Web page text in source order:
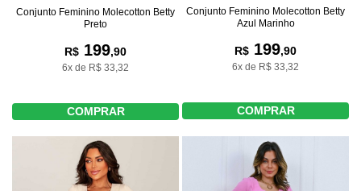
Conjunto Feminino Molecotton Betty
Preto
R$ 199,90
6x de R$ 33,32
COMPRAR
Conjunto Feminino Molecotton Betty
Azul Marinho
R$ 199,90
6x de R$ 33,32
COMPRAR